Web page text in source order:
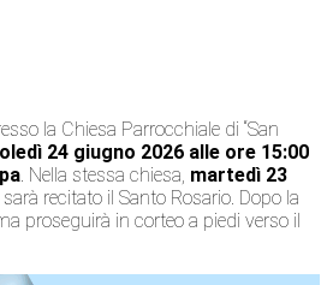
la Chiesa Parrocchiale di “San
24 giugno 2026 alle ore 15:00
. Nella stessa chiesa, martedì 23
sarà recitato il Santo Rosario. Dopo la
proseguirà in corteo a piedi verso il